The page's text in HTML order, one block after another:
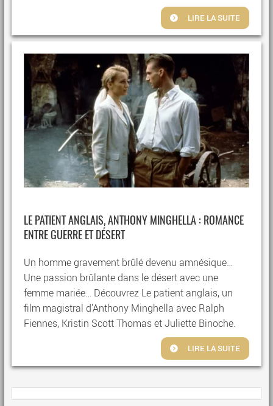
LIRE LA SUITE
LE PATIENT ANGLAIS, ANTHONY MINGHELLA : ROMANCE
ENTRE GUERRE ET DÉSERT
Un homme gravement brûlé devenu amnésique…
Une passion brûlante dans le désert avec une
femme mariée… Découvrez Le patient anglais, un
film magistral d’Anthony Minghella avec Ralph
Fiennes, Kristin Scott Thomas et Juliette Binoche.
LIRE LA SUITE